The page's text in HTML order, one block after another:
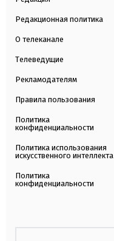
Редакционная политика
О телеканале
Телеведущие
Рекламодателям
Правила пользования
Политика
конфиденциальности
Политика использования
искусственного интеллекта
Политика
конфиденциальности